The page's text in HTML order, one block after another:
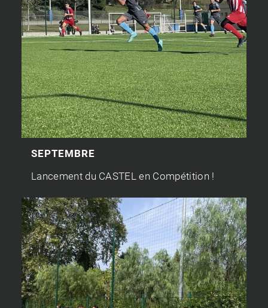
SEPTEMBRE
Lancement du CASTEL en Compétition !